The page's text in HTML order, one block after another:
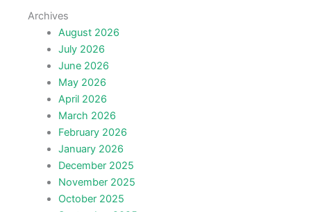
Archives
August 2026
July 2026
June 2026
May 2026
April 2026
March 2026
February 2026
January 2026
December 2025
November 2025
October 2025